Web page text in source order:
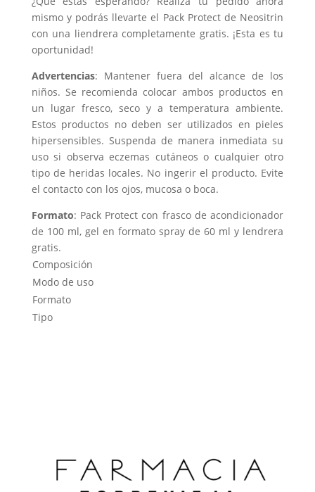
mismo y podrás llevarte el Pack Protect de Neositrin
con una liendrera completamente gratis. ¡Esta es tu
oportunidad!
Advertencias: Mantener fuera del alcance de los
niños. Se recomienda colocar ambos productos en
un lugar fresco, seco y a temperatura ambiente.
Estos productos no deben ser utilizados en pieles
hipersensibles. Suspenda de manera inmediata su
uso si observa eczemas cutáneos o cualquier otro
tipo de heridas locales. No ingerir el producto. Evite
el contacto con los ojos, mucosa o boca.
Formato: Pack Protect con frasco de acondicionador
de 100 ml, gel en formato spray de 60 ml y lendrera
gratis.
Composición
Modo de uso
Formato
Tipo